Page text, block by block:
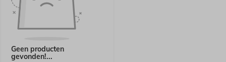
Geen producten
gevonden!...